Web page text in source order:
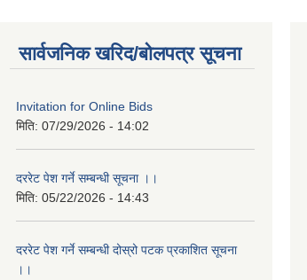
सार्वजनिक खरिद/बोलपत्र सूचना
Invitation for Online Bids
मिति: 07/29/2026 - 14:02
दररेट पेश गर्ने सम्बन्धी सूचना ।।
मिति: 05/22/2026 - 14:43
दररेट पेश गर्ने सम्बन्धी दोस्रो पटक प्रकाशित सूचना
।।